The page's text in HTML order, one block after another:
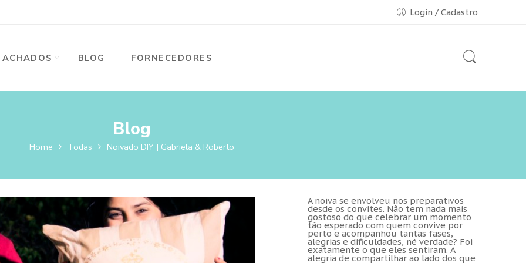
Login / Cadastro
ACHADOS BLOG FORNECEDORES
Blog
Home Todas Noivado DIY | Gabriela & Roberto
A noiva se envolveu nos preparativos
desde os convites. Não tem nada mais
gostoso do que celebrar um momento
tão esperado com quem convive por
perto e acompanhou tantas fases,
alegrias e dificuldades, né verdade? Foi
exatamente o que eles sentiram. A
alegria de compartilhar ao lado dos que